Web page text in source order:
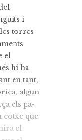
i
torres
el
hi ha
en tant,
algun
els pa-
cotxe que
el